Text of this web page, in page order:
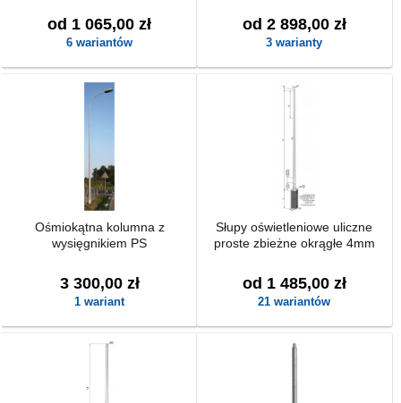
od 1 065,00 zł
6 wariantów
od 2 898,00 zł
3 warianty
Ośmiokątna kolumna z
wysięgnikiem PS
3 300,00 zł
1 wariant
Słupy oświetleniowe uliczne
proste zbieżne okrągłe 4mm
od 1 485,00 zł
21 wariantów